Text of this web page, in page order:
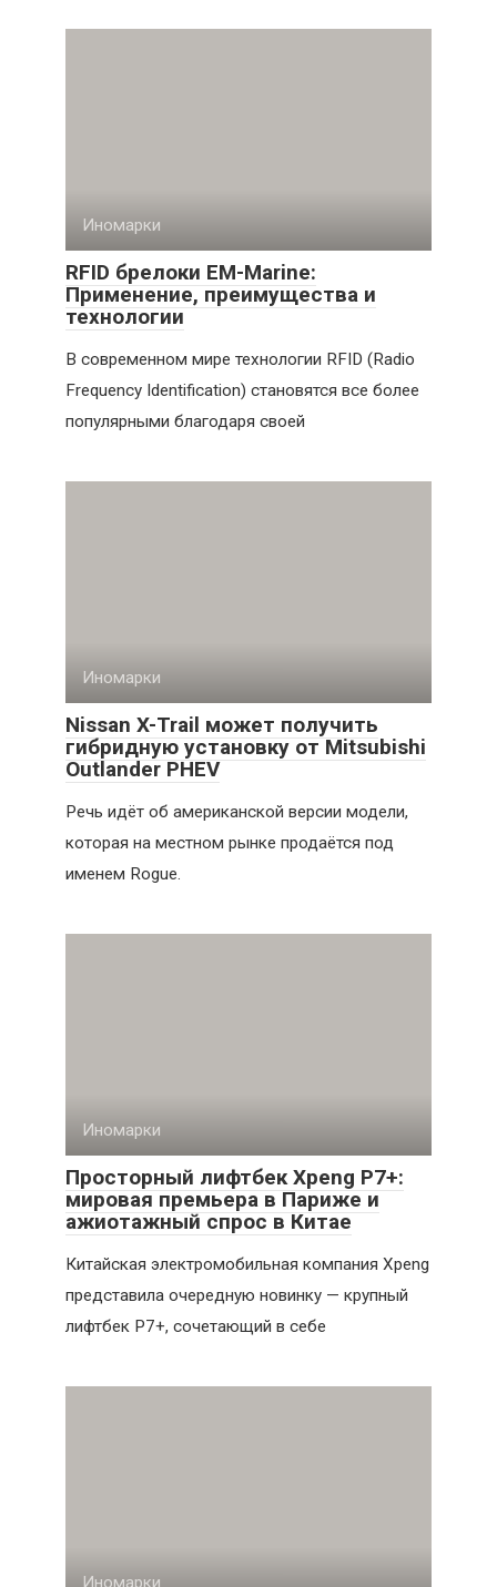
Иномарки
RFID брелоки EM-Marine:
Применение, преимущества и
технологии
В современном мире технологии RFID (Radio
Frequency Identification) становятся все более
популярными благодаря своей
Иномарки
Nissan X-Trail может получить
гибридную установку от Mitsubishi
Outlander PHEV
Речь идёт об американской версии модели,
которая на местном рынке продаётся под
именем Rogue.
Иномарки
Просторный лифтбек Xpeng P7+:
мировая премьера в Париже и
ажиотажный спрос в Китае
Китайская электромобильная компания Xpeng
представила очередную новинку — крупный
лифтбек P7+, сочетающий в себе
Иномарки